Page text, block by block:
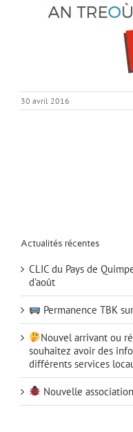
30 avril 2016
Actualités récentes
CLIC du Pays de
d’août
Permanence TBK
Nouvel arrivant ou
souhaitez avoir des
différents services
Nouvelle